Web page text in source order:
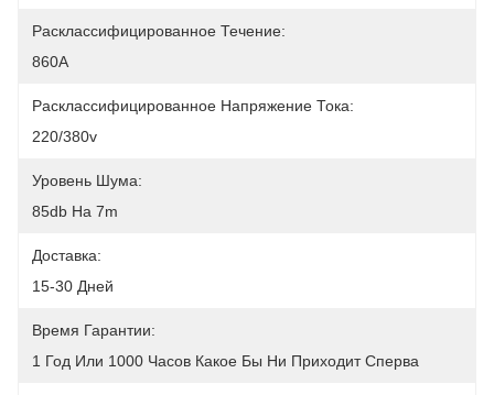
Расклассифицированное Течение:
860A
Расклассифицированное Напряжение Тока:
220/380v
Уровень Шума:
85db На 7m
Доставка:
15-30 Дней
Время Гарантии:
1 Год Или 1000 Часов Какое Бы Ни Приходит Сперва